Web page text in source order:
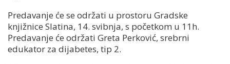
Predavanje će se održati u prostoru Gradske
knjižnice Slatina, 14. svibnja, s početkom u 11h.
Predavanje će održati Greta Perković, srebrni
edukator za dijabetes, tip 2.